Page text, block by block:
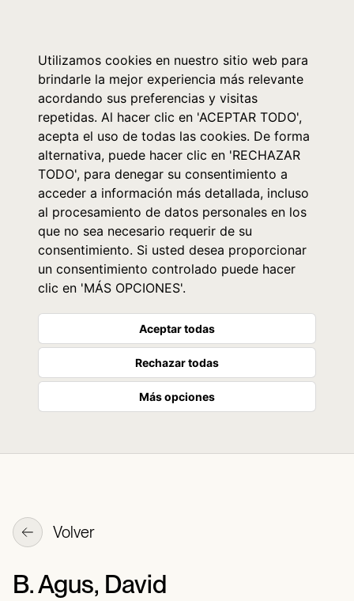
Utilizamos cookies en nuestro sitio web para
brindarle la mejor experiencia más relevante
acordando sus preferencias y visitas
repetidas. Al hacer clic en 'ACEPTAR TODO',
acepta el uso de todas las cookies. De forma
alternativa, puede hacer clic en 'RECHAZAR
TODO', para denegar su consentimiento a
acceder a información más detallada, incluso
al procesamiento de datos personales en los
que no sea necesario requerir de su
consentimiento. Si usted desea proporcionar
un consentimiento controlado puede hacer
clic en 'MÁS OPCIONES'.
Aceptar todas
Rechazar todas
Más opciones
Volver
B. Agus, David